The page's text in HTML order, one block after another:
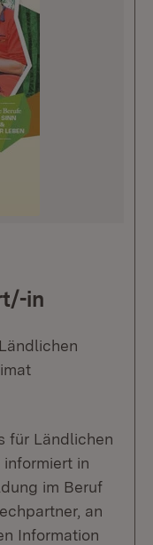
in
für Ländlichen
in
im Beruf
an
Information